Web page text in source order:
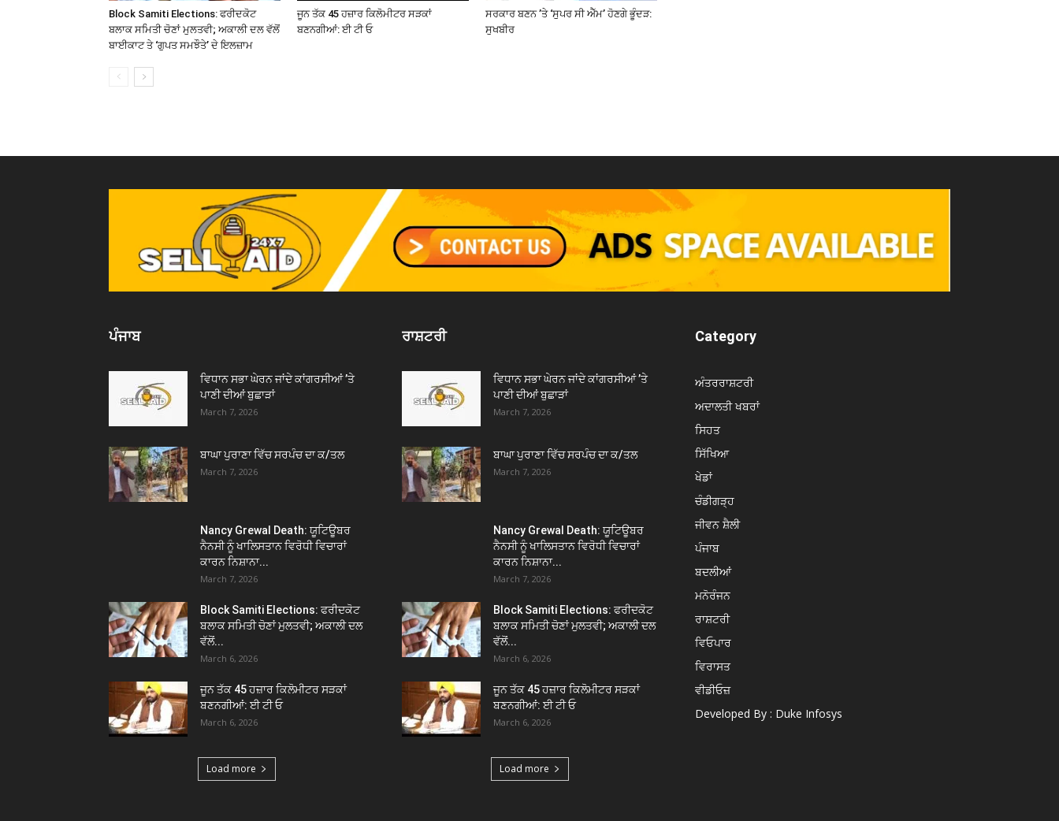
Block Samiti Elections: ਫਰੀਦਕੋਟ
ਬਲਾਕ ਸਮਿਤੀ ਚੋਣਾਂ ਮੁਲਤਵੀ; ਅਕਾਲੀ ਦਲ ਵੱਲੋਂ
ਬਾਈਕਾਟ ਤੇ ‘ਗੁਪਤ ਸਮਝੌਤੇ’ ਦੇ ਇਲਜ਼ਾਮ
ਜੂਨ ਤੱਕ 45 ਹਜ਼ਾਰ ਕਿਲੋਮੀਟਰ ਸੜਕਾਂ
ਬਣਨਗੀਆਂ: ਈ ਟੀ ਓ
ਸਰਕਾਰ ਬਣਨ ’ਤੇ ‘ਸੁਪਰ ਸੀ ਐੱਮ’ ਹੋਣਗੇ ਭੂੰਦੜ:
ਸੁਖਬੀਰ
ਪੰਜਾਬ
ਵਿਧਾਨ ਸਭਾ ਘੇਰਨ ਜਾਂਦੇ ਕਾਂਗਰਸੀਆਂ ’ਤੇ
ਪਾਣੀ ਦੀਆਂ ਬੁਛਾੜਾਂ
March 7, 2026
ਬਾਘਾ ਪੁਰਾਣਾ ਵਿੱਚ ਸਰਪੰਚ ਦਾ ਕ/ਤਲ
March 7, 2026
Nancy Grewal Death: ਯੂਟਿਊਬਰ
ਨੈਨਸੀ ਨੂੰ ਖਾਲਿਸਤਾਨ ਵਿਰੋਧੀ ਵਿਚਾਰਾਂ
ਕਾਰਨ ਨਿਸ਼ਾਨਾ...
March 7, 2026
Block Samiti Elections: ਫਰੀਦਕੋਟ
ਬਲਾਕ ਸਮਿਤੀ ਚੋਣਾਂ ਮੁਲਤਵੀ; ਅਕਾਲੀ ਦਲ
ਵੱਲੋਂ...
March 6, 2026
ਜੂਨ ਤੱਕ 45 ਹਜ਼ਾਰ ਕਿਲੋਮੀਟਰ ਸੜਕਾਂ
ਬਣਨਗੀਆਂ: ਈ ਟੀ ਓ
March 6, 2026
Load more
ਰਾਸ਼ਟਰੀ
ਵਿਧਾਨ ਸਭਾ ਘੇਰਨ ਜਾਂਦੇ ਕਾਂਗਰਸੀਆਂ ’ਤੇ
ਪਾਣੀ ਦੀਆਂ ਬੁਛਾੜਾਂ
March 7, 2026
ਬਾਘਾ ਪੁਰਾਣਾ ਵਿੱਚ ਸਰਪੰਚ ਦਾ ਕ/ਤਲ
March 7, 2026
Nancy Grewal Death: ਯੂਟਿਊਬਰ
ਨੈਨਸੀ ਨੂੰ ਖਾਲਿਸਤਾਨ ਵਿਰੋਧੀ ਵਿਚਾਰਾਂ
ਕਾਰਨ ਨਿਸ਼ਾਨਾ...
March 7, 2026
Block Samiti Elections: ਫਰੀਦਕੋਟ
ਬਲਾਕ ਸਮਿਤੀ ਚੋਣਾਂ ਮੁਲਤਵੀ; ਅਕਾਲੀ ਦਲ
ਵੱਲੋਂ...
March 6, 2026
ਜੂਨ ਤੱਕ 45 ਹਜ਼ਾਰ ਕਿਲੋਮੀਟਰ ਸੜਕਾਂ
ਬਣਨਗੀਆਂ: ਈ ਟੀ ਓ
March 6, 2026
Load more
Category
ਅੰਤਰਰਾਸ਼ਟਰੀ
ਅਦਾਲਤੀ ਖਬਰਾਂ
ਸਿਹਤ
ਸਿੱਖਿਆ
ਖੇਡਾਂ
ਚੰਡੀਗੜ੍ਹ
ਜੀਵਨ ਸ਼ੈਲੀ
ਪੰਜਾਬ
ਬਦਲੀਆਂ
ਮਨੋਰੰਜਨ
ਰਾਸ਼ਟਰੀ
ਵਿਓਪਾਰ
ਵਿਰਾਸਤ
ਵੀਡੀਓਜ਼
Developed By : Duke Infosys